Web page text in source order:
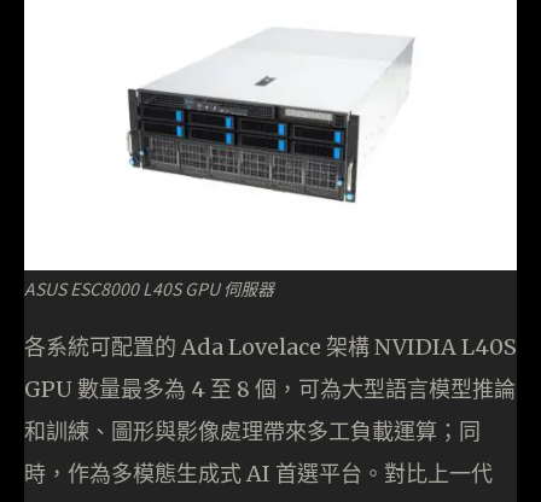
ASUS ESC8000 L40S GPU 伺服器
各系統可配置的 Ada Lovelace 架構 NVIDIA L40S
GPU 數量最多為 4 至 8 個，可為大型語言模型推論
和訓練、圖形與影像處理帶來多工負載運算；同
時，作為多模態生成式 AI 首選平台。對比上一代